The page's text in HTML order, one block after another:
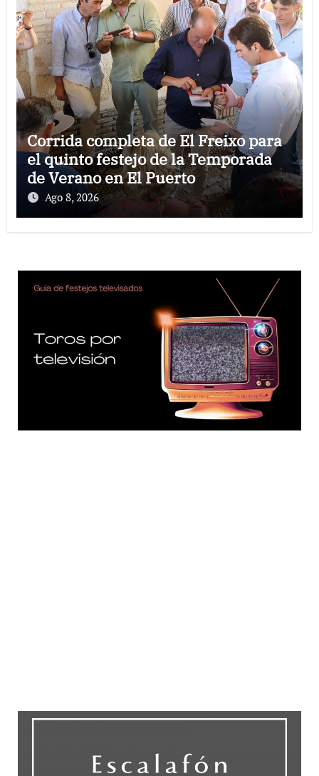
Corrida completa de El Freixo para
el quinto festejo de la Temporada
de Verano en El Puerto
Ago 8, 2026